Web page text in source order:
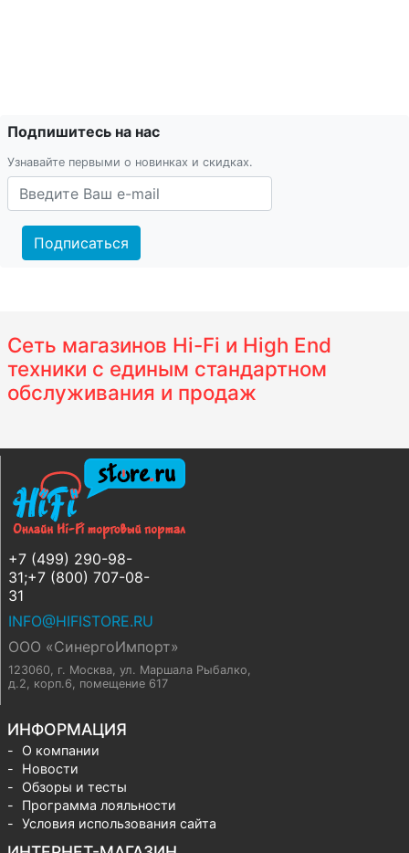
Подпишитесь на нас
Узнавайте первыми о новинках и скидках.
Подписаться
Сеть магазинов Hi-Fi и High End
техники с единым стандартном
обслуживания и продаж
+7 (499) 290-98-
31;+7 (800) 707-08-
31
INFO@HIFISTORE.RU
ООО «СинергоИмпорт»
123060, г. Москва, ул. Маршала Рыбалко,
д.2, корп.6, помещение 617
ИНФОРМАЦИЯ
О компании
Новости
Обзоры и тесты
Программа лояльности
Условия использования сайта